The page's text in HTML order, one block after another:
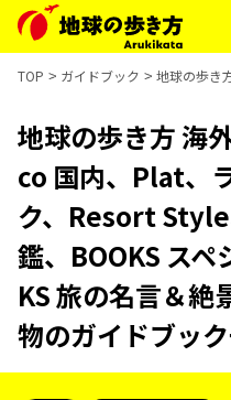
TOP ガイドブック 地球の歩き
地球の歩き方 海
co 国内、Plat、
ク、Resort
鑑、BOOKS ス
KS 旅の名言＆絶
物のガイドブッ